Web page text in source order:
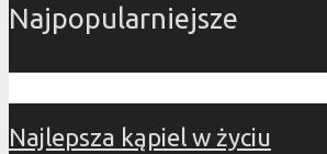
Najpopularniejsze
Najlepsza kąpiel w życiu